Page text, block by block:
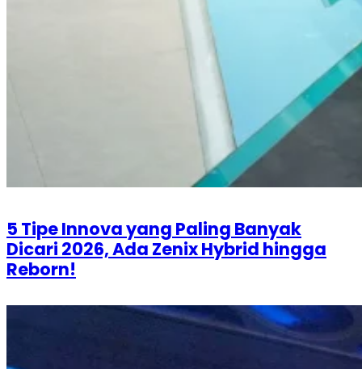
5 Tipe Innova yang Paling Banyak
Dicari 2026, Ada Zenix Hybrid hingga
Reborn!